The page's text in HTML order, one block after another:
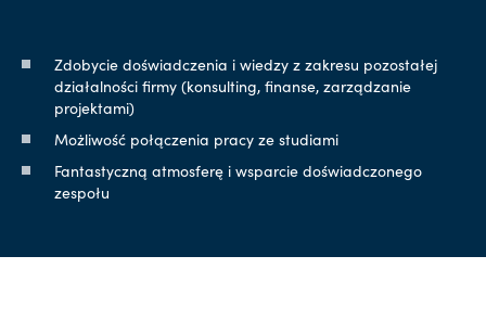
Zdobycie doświadczenia i wiedzy z zakresu pozostałej
działalności firmy (konsulting, finanse, zarządzanie
projektami)
Możliwość połączenia pracy ze studiami
Fantastyczną atmosferę i wsparcie doświadczonego
zespołu